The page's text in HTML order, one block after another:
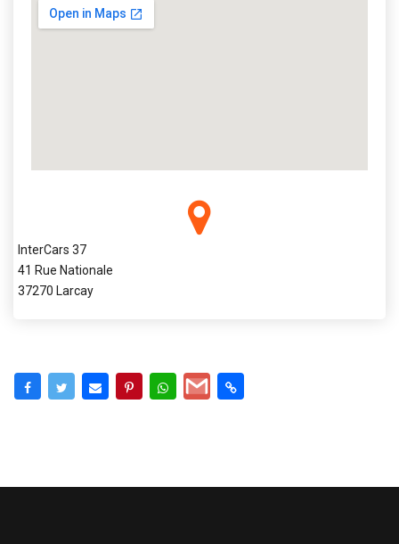
InterCars 37
41 Rue Nationale
37270 Larcay